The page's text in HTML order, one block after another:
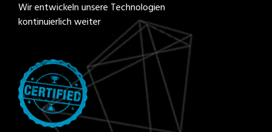
Wir entwickeln unsere Technologien
kontinuierlich weiter